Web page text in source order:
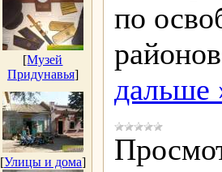
[Музей
Придунавья]
[Улицы и дома]
по
дальше